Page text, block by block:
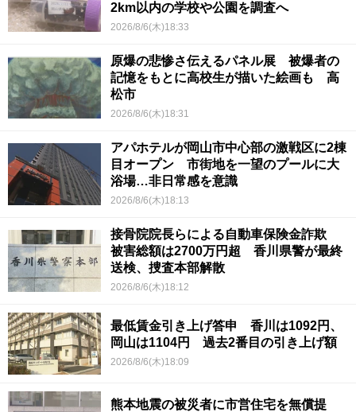
2km以内の学校や公園を調査へ
2026/8/6(木)18:33
原爆の悲惨さ伝えるパネル展 被爆者の
記憶をもとに高校生が描いた絵画も 高
松市
2026/8/6(木)18:31
アパホテルが岡山市中心部の激戦区に2棟
目オープン 市街地を一望のプールに大
浴場…非日常感を意識
2026/8/6(木)18:13
接骨院院長らによる自動車保険金詐欺
被害総額は2700万円超 香川県警が最終
送検、捜査本部解散
2026/8/6(木)18:12
最低賃金引き上げ答申 香川は1092円、
岡山は1104円 過去2番目の引き上げ額
2026/8/6(木)18:09
熊本地震の被災者に市営住宅を無償提